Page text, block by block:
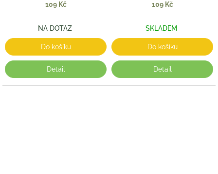
10 200 ML
109 Kč
NA DOTAZ
Do košíku
Detail
10 100 ML
109 Kč
SKLADEM
Do košíku
Detail